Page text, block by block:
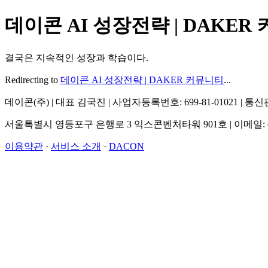
데이콘 AI 성장전략 | DAKER
결국은 지속적인 성장과 학습이다.
Redirecting to 데이콘 AI 성장전략 | DAKER 커뮤니티 ...
데이콘(주) | 대표 김국진 | 사업자등록번호: 699-81-01021 | 통
서울특별시 영등포구 은행로 3 익스콘벤처타워 901호 | 이메일:
이용약관 · 서비스 소개 · DACON